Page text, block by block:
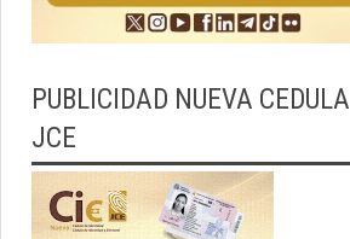
PUBLICIDAD NUEVA CEDULA
JCE